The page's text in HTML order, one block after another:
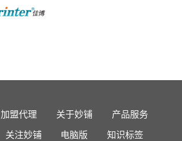
加盟代理 关于妙铺
产品服务
关注妙铺 电脑版
知识标签